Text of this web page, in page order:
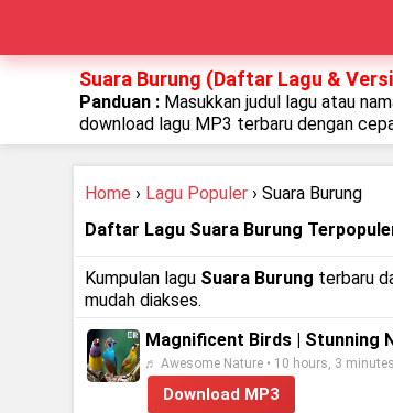
Suara Burung (Daftar Lagu &
Panduan : Masukkan judul lagu atau
download lagu MP3 terbaru dengan
Home › Lagu Populer › Suara Burung
Daftar Lagu Suara Burung
Kumpulan lagu Suara Burung terbaru
mudah diakses.
Magnificent Birds | Stunning
♬ Awesome Nature • 10 hours, 3
Download MP3